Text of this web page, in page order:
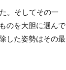
。そしてその一
のを大胆に選んで
した姿勢はその最